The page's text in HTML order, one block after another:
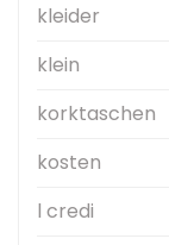
kleider
klein
korktaschen
kosten
l credi